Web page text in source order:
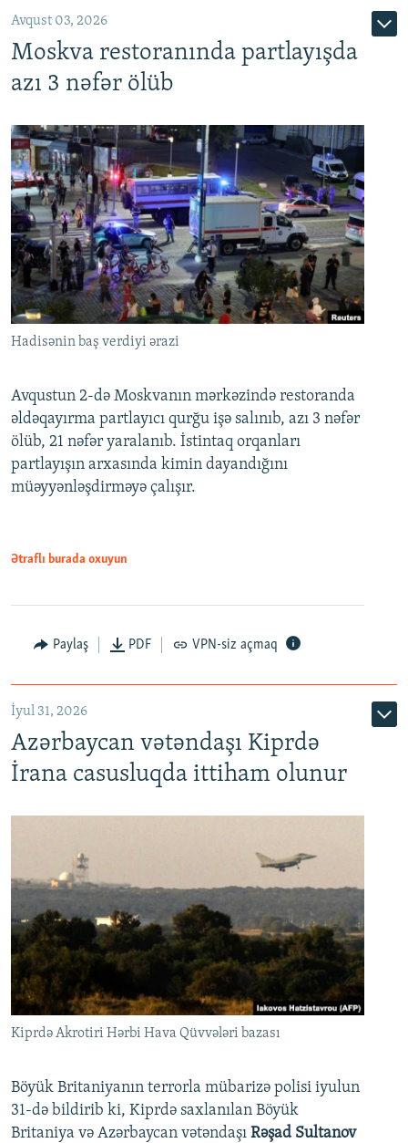
Avqust 03, 2026
Moskva restoranında partlayışda
azı 3 nəfər ölüb
Hadisənin baş verdiyi ərazi
Avqustun 2-də Moskvanın mərkəzində restoranda
əldəqayırma partlayıcı qurğu işə salınıb, azı 3 nəfər
ölüb, 21 nəfər yaralanıb. İstintaq orqanları
partlayışın arxasında kimin dayandığını
müəyyənləşdirməyə çalışır.
Ətraflı burada oxuyun
Paylaş PDF VPN-siz açmaq
İyul 31, 2026
Azərbaycan vətəndaşı Kiprdə
İrana casusluqda ittiham olunur
Kiprdə Akrotiri Hərbi Hava Qüvvələri bazası
Böyük Britaniyanın terrorla mübarizə polisi iyulun
31-də bildirib ki, Kiprdə saxlanılan Böyük
Britaniya və Azərbaycan vətəndaşı Rəşad Sultanov